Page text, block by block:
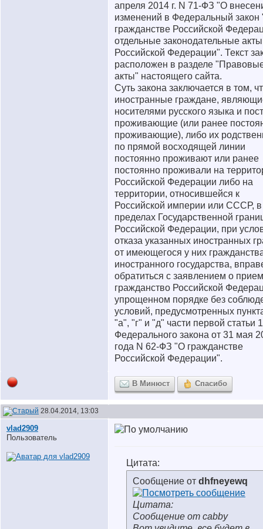
апреля 2014 г. N 71-ФЗ "О
изменений в Федеральный закон
гражданстве Российской
отдельные законодательные акты
Российской Федерации". Текст
расположен в разделе
акты" настоящего сайта.
Суть закона заключается в том,
иностранные граждане,
носителями русского языка и
проживающие (или ранее
проживающие), либо их
по прямой восходящей линии
постоянно проживают или ранее
постоянно проживали на
Российской Федерации либо на
территории, относившейся к
Российской империи или СССР, в
пределах Государственной
Российской Федерации, при
отказа указанных иностранных
от имеющегося у них
иностранного государства,
обратиться с заявлением о
гражданство Российской
упрощенном порядке без
условий, предусмотренных
"а", "г" и "д" части первой статьи
Федерального закона от 31 мая
года N 62-ФЗ "О гражданстве
Российской Федерации".
В Минюст Спасибо
28.04.2014, 13:03
vlad2909
Пользователь
Цитата:
Сообщение от dhfneyewq
Цитата:
Сообщение от cabby